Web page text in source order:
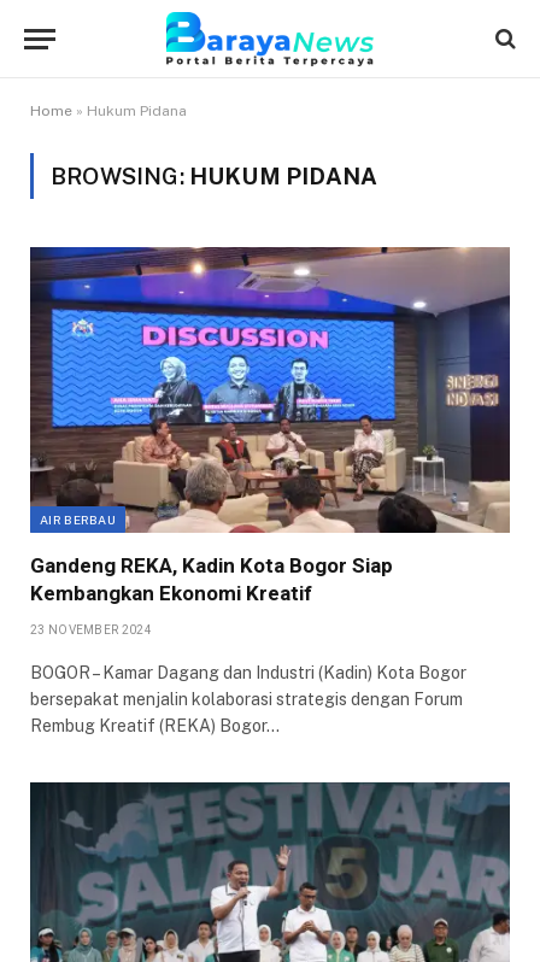
Home » Hukum Pidana
BROWSING: HUKUM PIDANA
AIR BERBAU
Gandeng REKA, Kadin Kota Bogor Siap
Kembangkan Ekonomi Kreatif
23 NOVEMBER 2024
BOGOR – Kamar Dagang dan Industri (Kadin) Kota Bogor
bersepakat menjalin kolaborasi strategis dengan Forum
Rembug Kreatif (REKA) Bogor…